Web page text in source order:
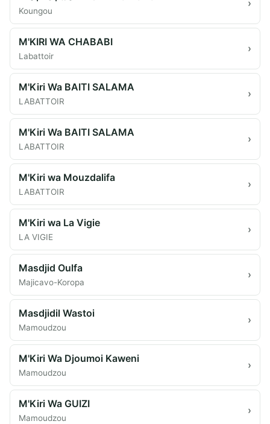
Koungou
›
M'KIRI WA CHABABI
Labattoir
›
M'Kiri Wa BAITI SALAMA
LABATTOIR
›
M'Kiri Wa BAITI SALAMA
LABATTOIR
›
M'Kiri wa Mouzdalifa
LABATTOIR
›
M'Kiri wa La Vigie
LA VIGIE
›
Masdjid Oulfa
Majicavo-Koropa
›
Masdjidil Wastoi
Mamoudzou
›
M'Kiri Wa Djoumoi Kaweni
Mamoudzou
›
M'Kiri Wa GUIZI
Mamoudzou
›